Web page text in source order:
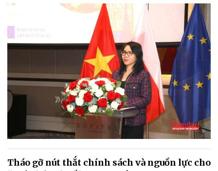
Tháo gỡ nút thắt chính sách và nguồn lực cho